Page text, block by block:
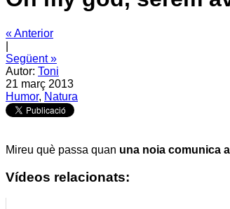
« Anterior
Següent »
Autor: Toni
21 març 2013
Humor, Natura
Mireu què passa quan una noia comunica
Vídeos relacionats: